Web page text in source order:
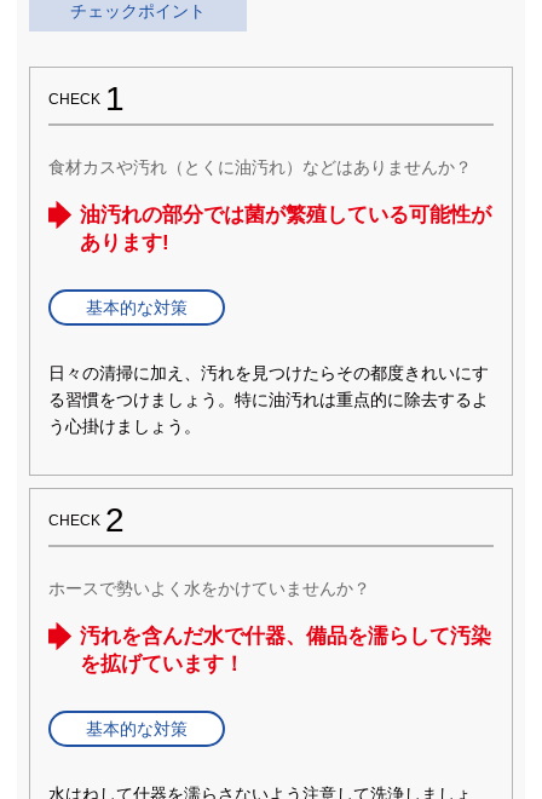
チェックポイント
CHECK 1
食材カスや汚れ（とくに油汚れ）などはありませんか？
油汚れの部分では菌が繁殖している可能性が
あります!
基本的な対策
日々の清掃に加え、汚れを見つけたらその都度きれいにす
る習慣をつけましょう。特に油汚れは重点的に除去するよ
う心掛けましょう。
CHECK 2
ホースで勢いよく水をかけていませんか？
汚れを含んだ水で什器、備品を濡らして汚染
を拡げています！
基本的な対策
水はねして什器を濡らさないよう注意して洗浄しましょ